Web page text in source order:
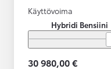
Käyttövoima
Hybridi Bensiini
30 980,00 €